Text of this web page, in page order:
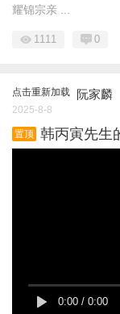
耀锦宗亲 ...
1111 0
点击重新加载 阮家麟
2025-8-8
置顶 韩丙寅先生
0:00 / 0:00